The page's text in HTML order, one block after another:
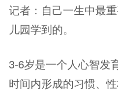
记者：自己一生中最
儿园学到的。
3-6岁是一个人心智发
时间内形成的习惯、